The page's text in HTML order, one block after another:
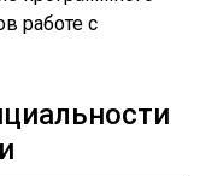
работе с